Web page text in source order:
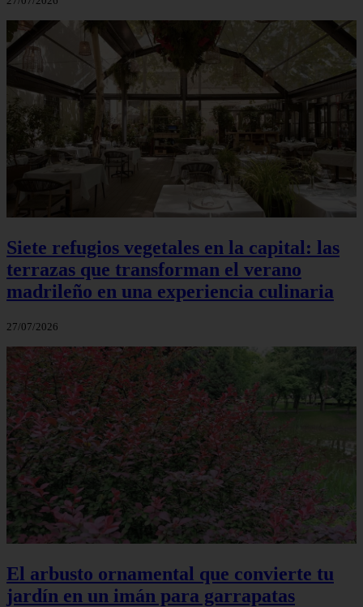
Siete refugios vegetales en la capital: las
terrazas que transforman el verano
madrileño en una experiencia culinaria
27/07/2026
El arbusto ornamental que convierte tu
jardín en un imán para garrapatas